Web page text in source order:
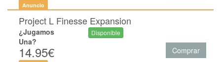
Anuncio
Project L Finesse Expansion
¿Jugamos
Una?
14.95€
Disponible
Comprar